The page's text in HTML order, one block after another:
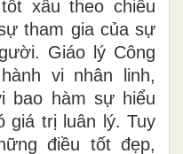
xấu theo chiều
tham gia của sự
Giáo lý Công
vi nhân linh,
bao hàm sự hiểu
giá trị luân lý. Tuy
điều tốt đẹp,